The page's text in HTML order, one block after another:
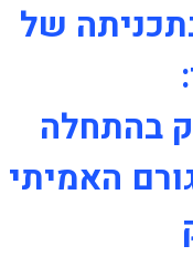
של
בהתחלה
האמיתי